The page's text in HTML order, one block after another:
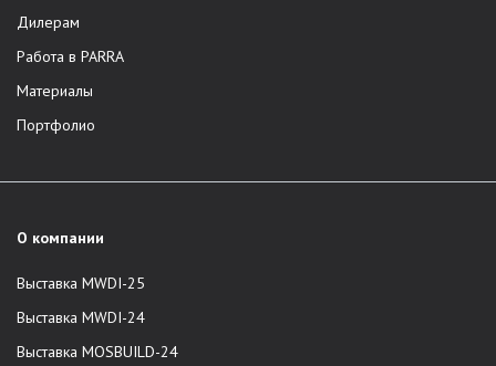
Дилерам
Работа в PARRA
Материалы
Портфолио
О компании
Выставка MWDI-25
Выставка MWDI-24
Выставка MOSBUILD-24